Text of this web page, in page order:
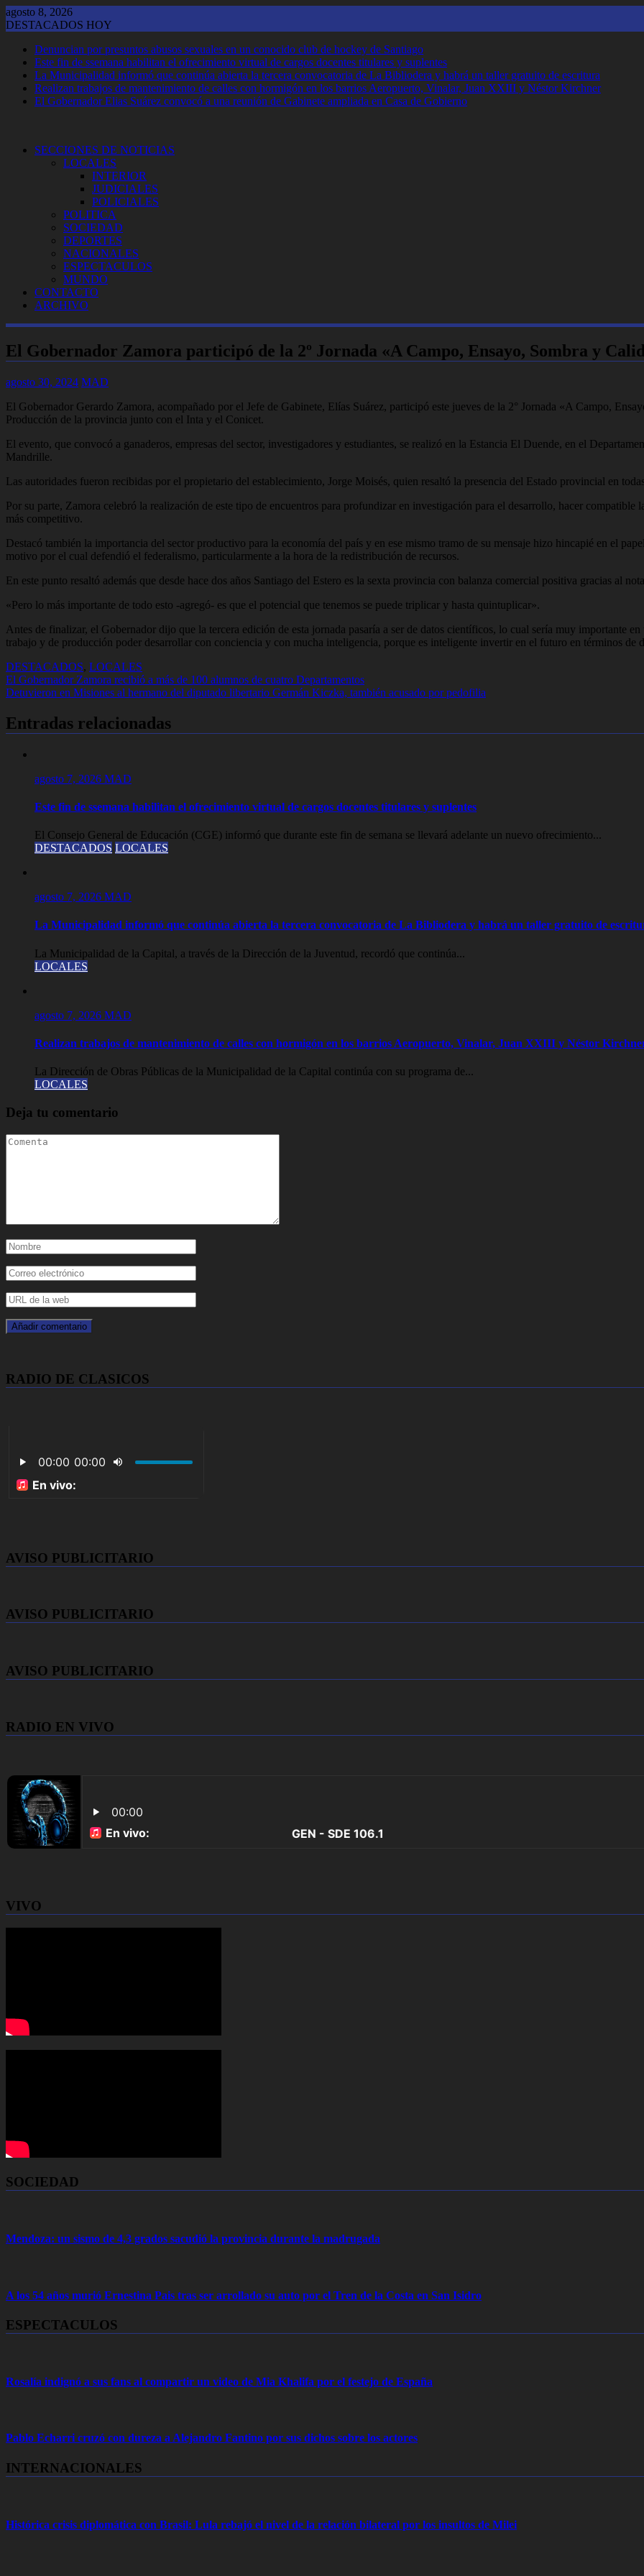
Saltar
al
agosto 8, 2026
DESTACADOS HOY
Denuncian por presuntos abusos sexuales en un conocido club de hockey de Santiago
Este fin de ssemana habilitan el ofrecimiento virtual de cargos docentes titulares y suplentes
La Municipalidad informó que continúa abierta la tercera convocatoria de La Bibliodera y habrá un taller gratuito de escritura
Realizan trabajos de mantenimiento de calles con hormigón en los barrios Aeropuerto, Vinalar, Juan XXIII y Néstor Kirchner
El Gobernador Elias Suárez convocó a una reunión de Gabinete ampliada en Casa de Gobierno
SECCIONES DE NOTICIAS
LOCALES
INTERIOR
JUDICIALES
POLICIALES
POLITICA
SOCIEDAD
DEPORTES
NACIONALES
ESPECTACULOS
MUNDO
CONTACTO
ARCHIVO
El Gobernador Zamora participó de la 2º Jornada «A Campo, Ensayo, Sombra y
agosto 30, 2024 MAD
El Gobernador Gerardo Zamora, acompañado por el Jefe de Gabinete, Elías Suárez, participó este jueves de la 2° Jornada «A Campo,
Producción de la provincia junto con el Inta y el Conicet.
El evento, que convocó a ganaderos, empresas del sector, investigadores y estudiantes, se realizó en la Estancia El Duende, en el
Mandrille.
Las autoridades fueron recibidas por el propietario del establecimiento, Jorge Moisés, quien resaltó la presencia del Estado provincial en
Por su parte, Zamora celebró la realización de este tipo de encuentros para profundizar en investigación para el desarrollo, hacer
más competitivo.
Destacó también la importancia del sector productivo para la economía del país y en ese mismo tramo de su mensaje hizo hincapié en el
motivo por el cual defendió el federalismo, particularmente a la hora de la redistribución de recursos.
En este punto resaltó además que desde hace dos años Santiago del Estero es la sexta provincia con balanza comercial positiva gracias al
«Pero lo más importante de todo esto -agregó- es que el potencial que tenemos se puede triplicar y hasta quintuplicar».
Antes de finalizar, el Gobernador dijo que la tercera edición de esta jornada pasaría a ser de datos científicos, lo cual sería muy importante
trabajo y de producción poder desarrollar con conciencia y con mucha inteligencia, porque es inteligente invertir en el futuro en términos
DESTACADOS, LOCALES
Navegación
de
entradas
El Gobernador Zamora recibió a más de 100 alumnos de cuatro Departamentos
Detuvieron en Misiones al hermano del diputado libertario Germán Kiczka, también acusado por pedofilia
Entradas relacionadas
agosto 7, 2026 MAD
Este fin de ssemana habilitan el ofrecimiento virtual de cargos docentes titulares y suplentes
El Consejo General de Educación (CGE) informó que durante este fin de semana se llevará adelante un nuevo ofrecimiento...
DESTACADOS LOCALES
agosto 7, 2026 MAD
La Municipalidad informó que continúa abierta la tercera convocatoria de La Bibliodera y habrá un taller gratuito de
La Municipalidad de la Capital, a través de la Dirección de la Juventud, recordó que continúa...
LOCALES
agosto 7, 2026 MAD
Realizan trabajos de mantenimiento de calles con hormigón en los barrios Aeropuerto, Vinalar, Juan XXIII y Néstor
La Dirección de Obras Públicas de la Municipalidad de la Capital continúa con su programa de...
LOCALES
Deja tu comentario
RADIO DE CLASICOS
AVISO PUBLICITARIO
AVISO PUBLICITARIO
AVISO PUBLICITARIO
RADIO EN VIVO
VIVO
SOCIEDAD
Mendoza: un sismo de 4,3 grados sacudió la provincia durante la madrugada
A los 54 años murió Ernestina Pais tras ser arrollado su auto por el Tren de la Costa en San Isidro
ESPECTACULOS
Rosalía indignó a sus fans al compartir un video de Mia Khalifa por el festejo de España
Pablo Echarri cruzó con dureza a Alejandro Fantino por sus dichos sobre los actores
INTERNACIONALES
Histórica crisis diplomática con Brasil: Lula rebajó el nivel de la relación bilateral por los insultos de Milei